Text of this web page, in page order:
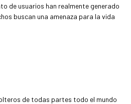
de usuarios han realmente generado
buscan una amenaza para la vida
de todas partes todo el mundo